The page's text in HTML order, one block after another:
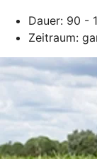
Dauer: 90 -
Zeitraum: